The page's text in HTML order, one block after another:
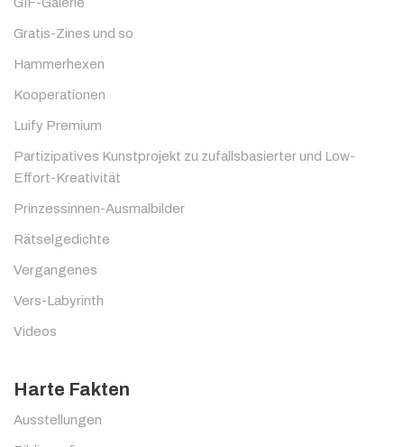
Gratis-Zines und so
Hammerhexen
Kooperationen
Luify Premium
Partizipatives Kunstprojekt zu zufallsbasierter und Low-
Effort-Kreativität
Prinzessinnen-Ausmalbilder
Rätselgedichte
Vergangenes
Vers-Labyrinth
Videos
Harte Fakten
Ausstellungen